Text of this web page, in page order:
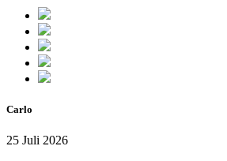
Carlo
25 Juli 2026